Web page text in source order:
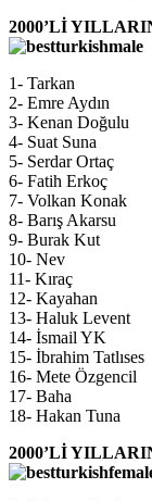
2000’Lİ
1- Tarkan
2- Emre Aydın
3- Kenan Doğulu
4- Suat Suna
5- Serdar Ortaç
6- Fatih Erkoç
7- Volkan Konak
8- Barış Akarsu
9- Burak Kut
10- Nev
11- Kıraç
12- Kayahan
13- Haluk Levent
14- İsmail YK
15- İbrahim Tatlıses
16- Mete Özgencil
17- Baha
18- Hakan Tuna
2000’Lİ